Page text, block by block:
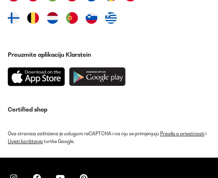
Amazon-Benutzer
Preuzmite aplikaciju Klarstein
Certified shop
Ova stranica zaštićena je uslugom reCAPTCHA i na nju se primjenjuju Pravila o privatnostii
Uvjeti korištenja tvrtke Google.